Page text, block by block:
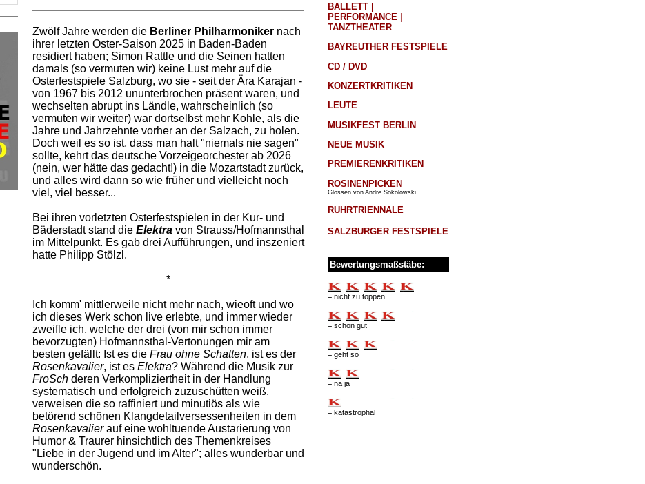
Zwölf Jahre werden die Berliner Philharmonikernach
ihrer letzten Oster-Saison 2025 in Baden-Baden
residiert haben; Simon Rattle und die Seinen hatten
damals (so vermuten wir) keine Lust mehr auf die
Osterfestspiele Salzburg, wo sie - seit der Ära Karajan -
von 1967 bis 2012 ununterbrochen präsent waren, und
wechselten abrupt ins Ländle, wahrscheinlich (so
vermuten wir weiter) war dortselbst mehr Kohle, als die
Jahre und Jahrzehnte vorher an der Salzach, zu holen.
Doch weil es so ist, dass man halt "niemals nie sagen"
sollte, kehrt das deutsche Vorzeigeorchester ab 2026
(nein, wer hätte das gedacht!) in die Mozartstadt zurück,
und alles wird dann so wie früher und vielleicht noch
viel, viel besser...
Bei ihren vorletzten Osterfestspielen in der Kur- und
Bäderstadt stand die Elektravon Strauss/Hofmannsthal
im Mittelpunkt. Es gab drei Aufführungen, und inszeniert
hatte Philipp Stölzl.
*
Ich komm' mittlerweile nicht mehr nach, wieoft und wo
ich dieses Werk schon live erlebte, und immer wieder
zweifle ich, welche der drei (von mir schon immer
bevorzugten) Hofmannsthal-Vertonungen mir am
besten gefällt: Ist es die Frau ohne Schatten, ist es der
Rosenkavalier, ist es Elektra? Während die Musik zur
FroSchderen Verkompliziertheit in der Handlung
systematisch und erfolgreich zuzuschütten weiß,
verweisen die so raffiniert und minutiös als wie
betörend schönen Klangdetailversessenheiten in dem
Rosenkavalierauf eine wohltuende Austarierung von
Humor & Traurer hinsichtlich des Themenkreises
"Liebe in der Jugend und im Alter"; alles wunderbar und
wunderschön.
BALLETT |
PERFORMANCE |
TANZTHEATER
BAYREUTHER FESTSPIELE
CD / DVD
KONZERTKRITIKEN
LEUTE
MUSIKFEST BERLIN
NEUE MUSIK
PREMIERENKRITIKEN
ROSINENPICKEN
Glossen von Andre Sokolowski
RUHRTRIENNALE
SALZBURGER FESTSPIELE
Bewertungsmaßstäbe:
= nicht zu toppen
= schon gut
= geht so
= na ja
= katastrophal